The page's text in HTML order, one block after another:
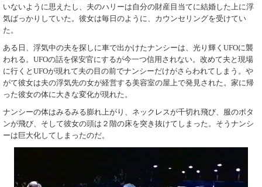
いないように思えたし、夫のハリーは自分の財産目当てに結婚した上に浮
気ばっかりしていた。彼女は毎日のように、カウンセリングを受けてい
た。
ある日、浮気中の夫を探しに車で出かけたナンシーは、光り輝くUFOに襲
われる。UFOの話を保安官にするが今一つ信用されない。改めて夫と現場
に行くとUFOが現れて夫の目の前でナンシーだけがさらわれてしまう。や
がて彼女は夫の浮気先の女が経営する美容室の屋上で発見された。家に帰
った彼女の体に大きな変化が現れた。
ナンシーの体はみるみる膨れ上がり、ネックレスが千切れ飛び、服のボタ
ンが飛び、そして彼女の頭は２階の床を突き抜けてしまった。そうナンシ
ーは巨大化してしまったのだ。